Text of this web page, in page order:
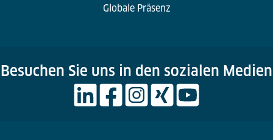
Globale Präsenz
Besuchen Sie uns in den sozialen Medien